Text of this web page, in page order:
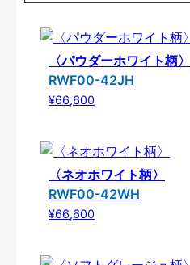
〈パウダーホワイト柄〉
RWF00-42JH
¥66,600
〈ネオホワイト柄〉
RWF00-42WH
¥66,600